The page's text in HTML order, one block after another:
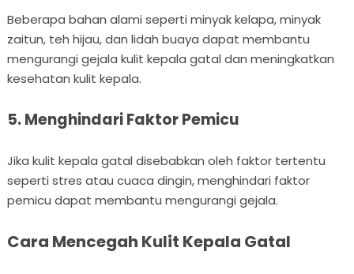
Beberapa bahan alami seperti minyak kelapa, minyak
zaitun, teh hijau, dan lidah buaya dapat membantu
mengurangi gejala kulit kepala gatal dan meningkatkan
kesehatan kulit kepala.
5. Menghindari Faktor Pemicu
Jika kulit kepala gatal disebabkan oleh faktor tertentu
seperti stres atau cuaca dingin, menghindari faktor
pemicu dapat membantu mengurangi gejala.
Cara Mencegah Kulit Kepala Gatal